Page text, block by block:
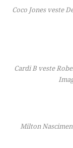
Coco Jones veste
Cardi B veste
Milton